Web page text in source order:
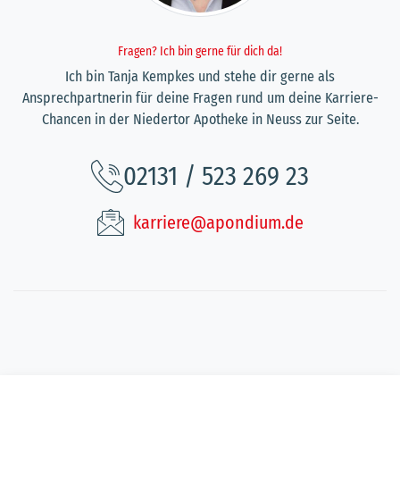
Fragen? Ich bin gerne für dich da!
Ich bin Tanja Kempkes und stehe dir gerne als
Ansprechpartnerin für deine Fragen rund um deine Karriere-
Chancen in der Niedertor Apotheke in Neuss zur Seite.
02131 / 523 269 23
karriere@apondium.de